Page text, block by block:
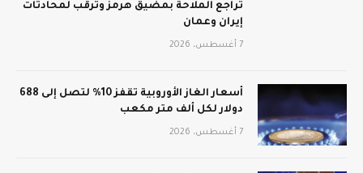
تراجع الملاحة بمضيق هرمز وترقب لمحادثات
إيران وعمان
7 أغسطس، 2026
أسعار الغاز الأوروبية تقفز 10% لتصل إلى 688
دولار لكل ألف متر مكعب
7 أغسطس، 2026